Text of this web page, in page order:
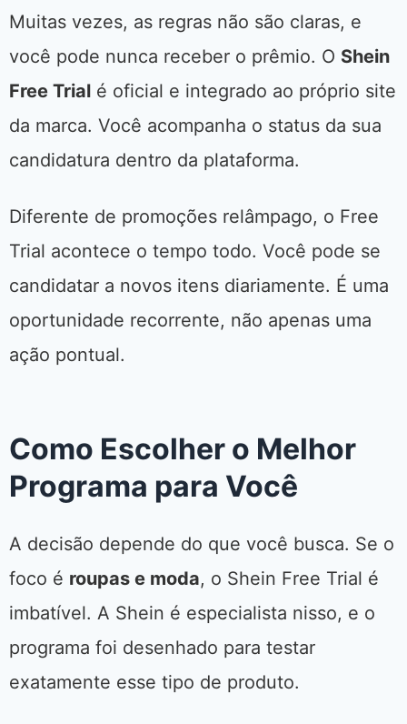
Muitas vezes, as regras não são claras, e
você pode nunca receber o prêmio. O Shein
Free Trial é oficial e integrado ao próprio site
da marca. Você acompanha o status da sua
candidatura dentro da plataforma.
Diferente de promoções relâmpago, o Free
Trial acontece o tempo todo. Você pode se
candidatar a novos itens diariamente. É uma
oportunidade recorrente, não apenas uma
ação pontual.
Como Escolher o Melhor
Programa para Você
A decisão depende do que você busca. Se o
foco é roupas e moda, o Shein Free Trial é
imbatível. A Shein é especialista nisso, e o
programa foi desenhado para testar
exatamente esse tipo de produto.